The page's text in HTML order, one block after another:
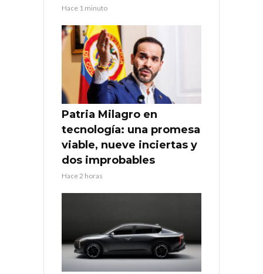
Hace 1 minuto
Patria Milagro en
tecnología: una promesa
viable, nueve inciertas y
dos improbables
Hace 2 horas